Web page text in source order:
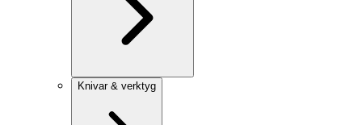
Knivar & verktyg